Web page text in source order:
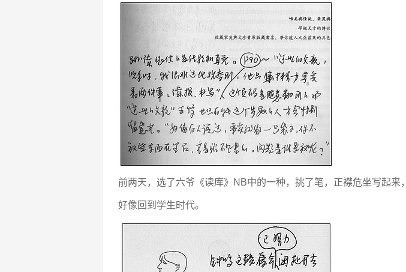
前两天，选了六爷《读库》NB中的一种，挑了笔，正襟危坐写起来，
好像回到学生时代。